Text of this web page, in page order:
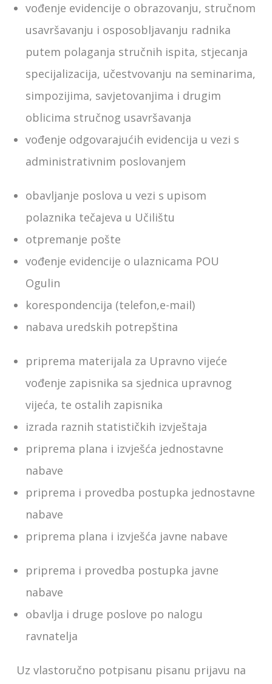
vođenje evidencije o obrazovanju, stručnom
usavršavanju i osposobljavanju radnika
putem polaganja stručnih ispita, stjecanja
specijalizacija, učestvovanju na seminarima,
simpozijima, savjetovanjima i drugim
oblicima stručnog usavršavanja
vođenje odgovarajućih evidencija u vezi s
administrativnim poslovanjem
obavljanje poslova u vezi s upisom
polaznika tečajeva u Učilištu
otpremanje pošte
vođenje evidencije o ulaznicama POU
Ogulin
korespondencija (telefon,e-mail)
nabava uredskih potrepština
priprema materijala za Upravno vijeće
vođenje zapisnika sa sjednica upravnog
vijeća, te ostalih zapisnika
izrada raznih statističkih izvještaja
priprema plana i izvješća jednostavne
nabave
priprema i provedba postupka jednostavne
nabave
priprema plana i izvješća javne nabave
priprema i provedba postupka javne
nabave
obavlja i druge poslove po nalogu
ravnatelja
Uz vlastoručno potpisanu pisanu prijavu na